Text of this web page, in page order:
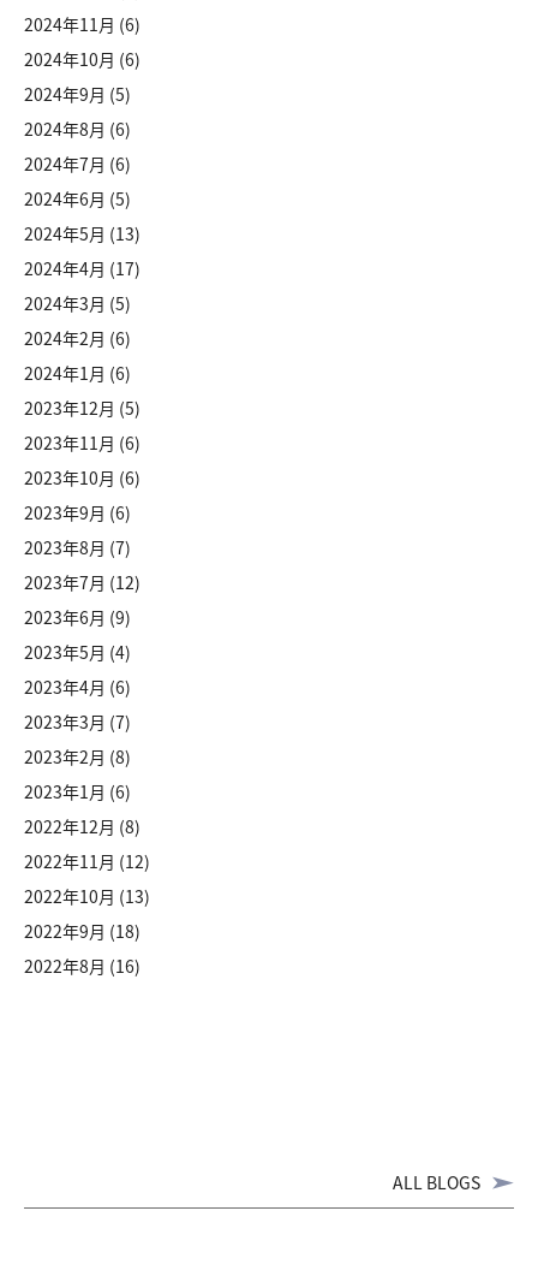
2024年11月 (6)
2024年10月 (6)
2024年9月 (5)
2024年8月 (6)
2024年7月 (6)
2024年6月 (5)
2024年5月 (13)
2024年4月 (17)
2024年3月 (5)
2024年2月 (6)
2024年1月 (6)
2023年12月 (5)
2023年11月 (6)
2023年10月 (6)
2023年9月 (6)
2023年8月 (7)
2023年7月 (12)
2023年6月 (9)
2023年5月 (4)
2023年4月 (6)
2023年3月 (7)
2023年2月 (8)
2023年1月 (6)
2022年12月 (8)
2022年11月 (12)
2022年10月 (13)
2022年9月 (18)
2022年8月 (16)
ALL BLOGS